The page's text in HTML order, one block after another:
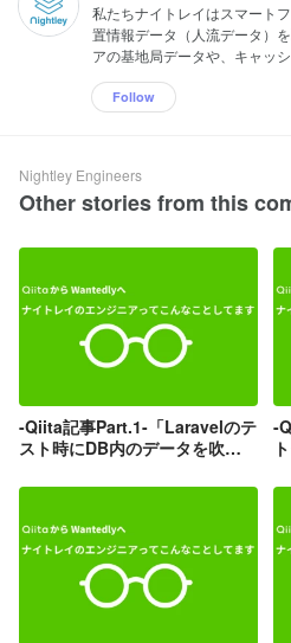
私たちナイトレイはスマート
置情報データ（人流データ）
アの基地局データや、キャッ
Follow
Nightley Engineers
Other stories from this
-Qiita記事Part.1-「Laravelのテ
スト時にDB内のデータを吹き
-